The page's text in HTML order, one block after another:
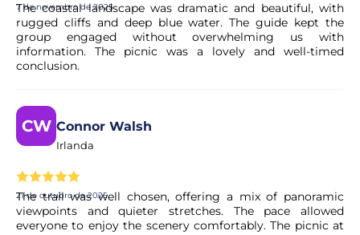
7 de novembro de 2025
The coastal landscape was dramatic and beautiful, with
rugged cliffs and deep blue water. The guide kept the
group engaged without overwhelming us with
information. The picnic was a lovely and well-timed
conclusion.
CW Connor Walsh
Irlanda
21 de outubro de 2025
The trail was well chosen, offering a mix of panoramic
viewpoints and quieter stretches. The pace allowed
everyone to enjoy the scenery comfortably. The picnic at